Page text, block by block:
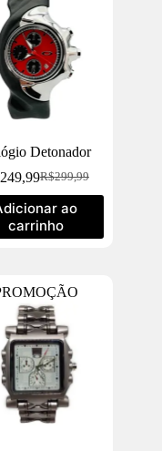
Detonador
R$299,99
249,99
ao
carrinho